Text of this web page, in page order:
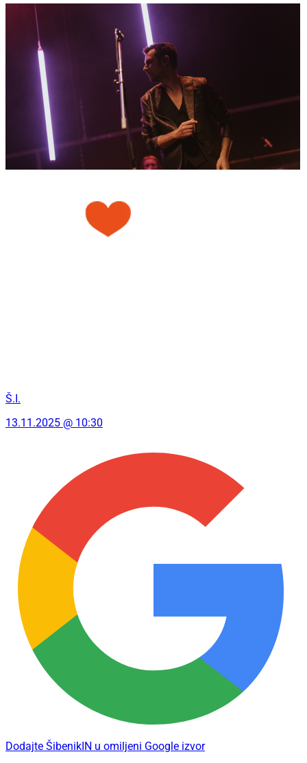
Š.I.
13.11.2025 @ 10:30
Dodajte ŠibenikIN u omiljeni Google izvor